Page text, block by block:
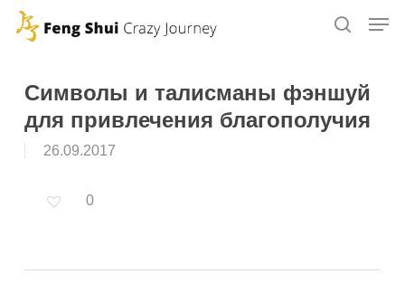
Skip
contentСимволы и талисманы фэншуй
для привлечения благополучия
26.09.2017
0